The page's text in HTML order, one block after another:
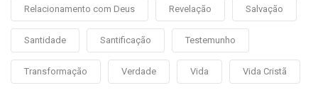
Relacionamento com Deus Revelação Salvação
Santidade Santificação Testemunho
Transformação Verdade Vida Vida Cristã